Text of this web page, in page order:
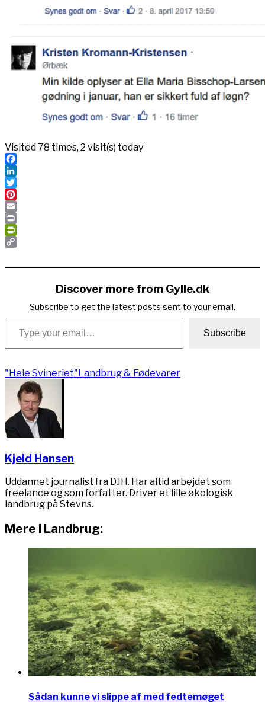
Visited 78 times, 2 visit(s) today
Facebook
LinkedIn
Twitter
Pinterest
Email
Print
PrintFriendly
Link
Discover more from Gylle.dk
Subscribe to get the latest posts sent to your email.
Type your email…
Subscribe
"Hele Svineriet"Landbrug & Fødevarer
Kjeld Hansen
Uddannet journalist fra DJH. Har altid arbejdet som
freelance og som forfatter. Driver et lille økologisk
landbrug på Stevns.
Mere i Landbrug:
Sådan kunne vi slippe af med fedtemøget